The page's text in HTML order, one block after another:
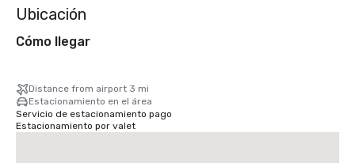
Ubicación
Cómo llegar
Distance from airport 3 mi
Estacionamiento en el área
Servicio de estacionamiento pago
Estacionamiento por valet